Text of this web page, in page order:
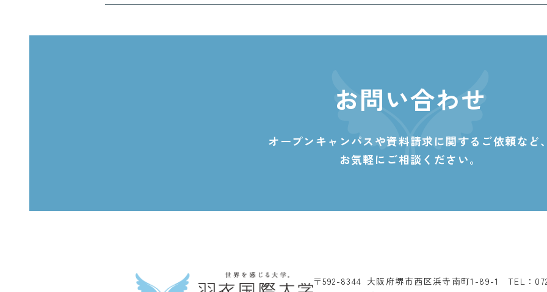
お問い合わせ
オープンキャンパスや資料請求に関する ご依頼など
お気軽にご相談ください。
〒592-8344 大阪府堺市西区浜寺南町1-89-1
TEL：